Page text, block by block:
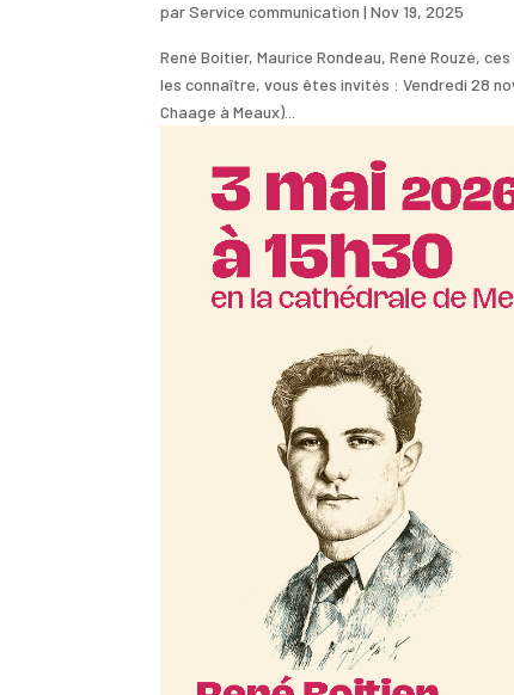
parService communication |Nov 19, 2025
René Boitier, Maurice Rondeau, René Rouzé,
les connaître, vous êtes invités : Vendredi 28
Chaage à Meaux)...